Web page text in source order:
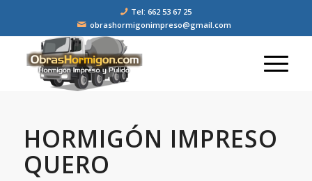
Tel: 662 53 67 25
obrashormigonimpreso@gmail.com
HORMIGÓN IMPRESO
QUERO